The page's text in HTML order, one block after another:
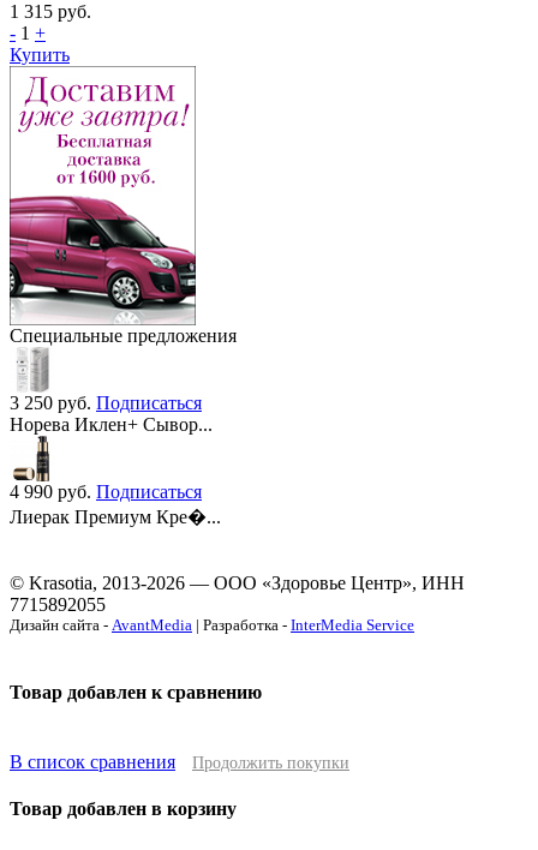
1 315 руб.
- 1 +
Купить
Специальные предложения
3 250 руб. Подписаться
Норева Иклен+ Сывор...
4 990 руб. Подписаться
Лиерак Премиум Кре�...
© Krasotia, 2013-2026 — ООО «Здоровье Центр», ИНН
7715892055
Дизайн сайта - AvantMedia | Разработка - InterMedia Service
Товар добавлен к сравнению
В список сравнения Продолжить покупки
Товар добавлен в корзину